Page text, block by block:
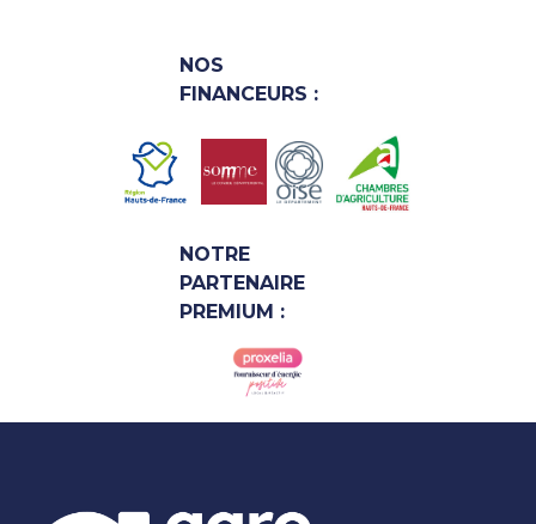
NOS
FINANCEURS :
NOTRE
PARTENAIRE
PREMIUM :